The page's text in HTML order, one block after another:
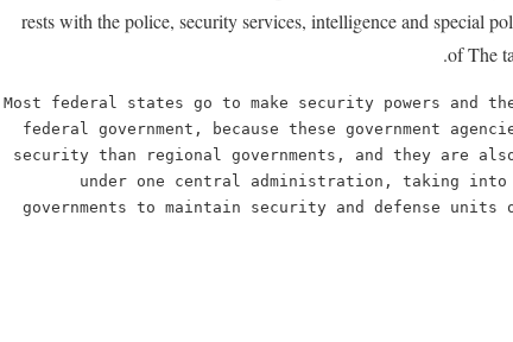
rests with the police, security services, intelligence and special
of The
Most federal states go to make security powers and
federal government, because these government
security than regional governments, and they are
under one central administration, taking
governments to maintain security and defense